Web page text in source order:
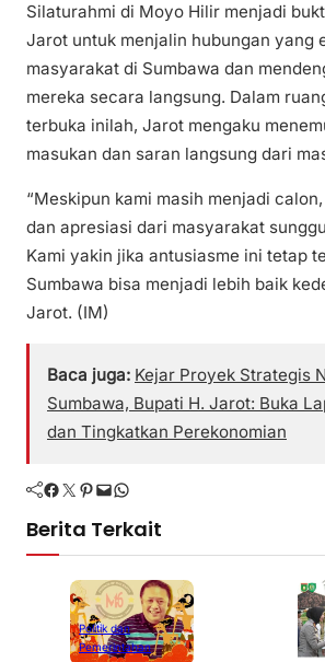
Silaturahmi di Moyo Hilir menjadi
Jarot untuk menjalin hubungan yang
masyarakat di Sumbawa dan
mereka secara langsung. Dalam
terbuka inilah, Jarot mengaku
masukan dan saran langsung dari
“Meskipun kami masih menjadi
dan apresiasi dari masyarakat
Kami yakin jika antusiasme ini tetap
Sumbawa bisa menjadi lebih baik
Jarot. (IM)
Baca juga: Kejar Proyek Strategis
Sumbawa, Bupati H. Jarot: Buka
dan Tingkatkan Perekonomian
Facebook Twitter Pinterest Mail WhatsApp
Berita Terkait
Politik dan
Pemerintahan